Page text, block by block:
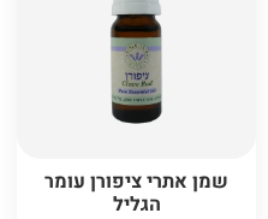
שמן אתרי ציפורן עומר
הגליל